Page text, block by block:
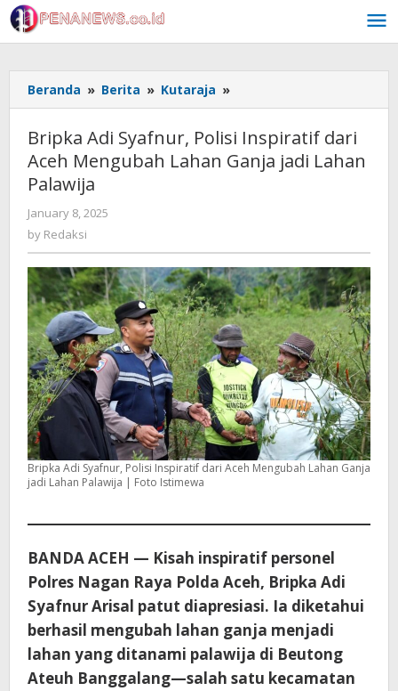
Skip
to
content
Beranda » Berita » Kutaraja »
Adi
Polisi
Inspiratif
Ganja
jadi
Lahan
Palawija
Bripka Adi Syafnur, Polisi Inspiratif dari
Aceh Mengubah Lahan Ganja jadi Lahan
Palawija
January 8, 2025
by Redaksi
Bripka Adi Syafnur, Polisi Inspiratif dari Aceh Mengubah Lahan Ganja
jadi Lahan Palawija | Foto Istimewa
BANDA ACEH — Kisah inspiratif personel
Polres Nagan Raya Polda Aceh, Bripka Adi
Syafnur Arisal patut diapresiasi. Ia diketahui
berhasil mengubah lahan ganja menjadi
lahan yang ditanami palawija di Beutong
Ateuh Banggalang—salah satu kecamatan